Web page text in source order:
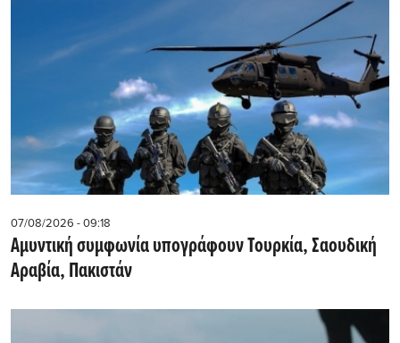
07/08/2026 - 09:18
Αμυντική συμφωνία υπογράφουν Τουρκία, Σαουδική
Αραβία, Πακιστάν